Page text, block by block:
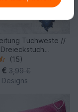
Tuchweste //
(15)
€ 3,99 €